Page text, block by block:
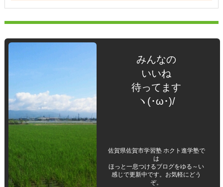
みんなの
いいね
待ってます
ヽ(･ω･)/
佐賀県佐賀市学習塾 ホクト進学塾で
は
ほっと一息つけるブログをゆる～い
感じで更新中です。お気軽にどう
ぞ。